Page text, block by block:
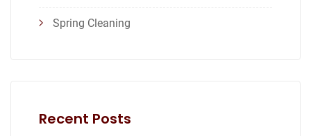
Spring Cleaning
Recent Posts